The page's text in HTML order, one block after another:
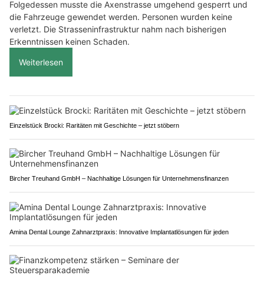
Folgedessen musste die Axenstrasse umgehend gesperrt und
die Fahrzeuge gewendet werden. Personen wurden keine
verletzt. Die Strasseninfrastruktur nahm nach bisherigen
Erkenntnissen keinen Schaden.
Weiterlesen
Einzelstück Brocki: Raritäten mit Geschichte – jetzt stöbern
Bircher Treuhand GmbH – Nachhaltige Lösungen für Unternehmensfinanzen
Amina Dental Lounge Zahnarztpraxis: Innovative Implantatlösungen für jeden